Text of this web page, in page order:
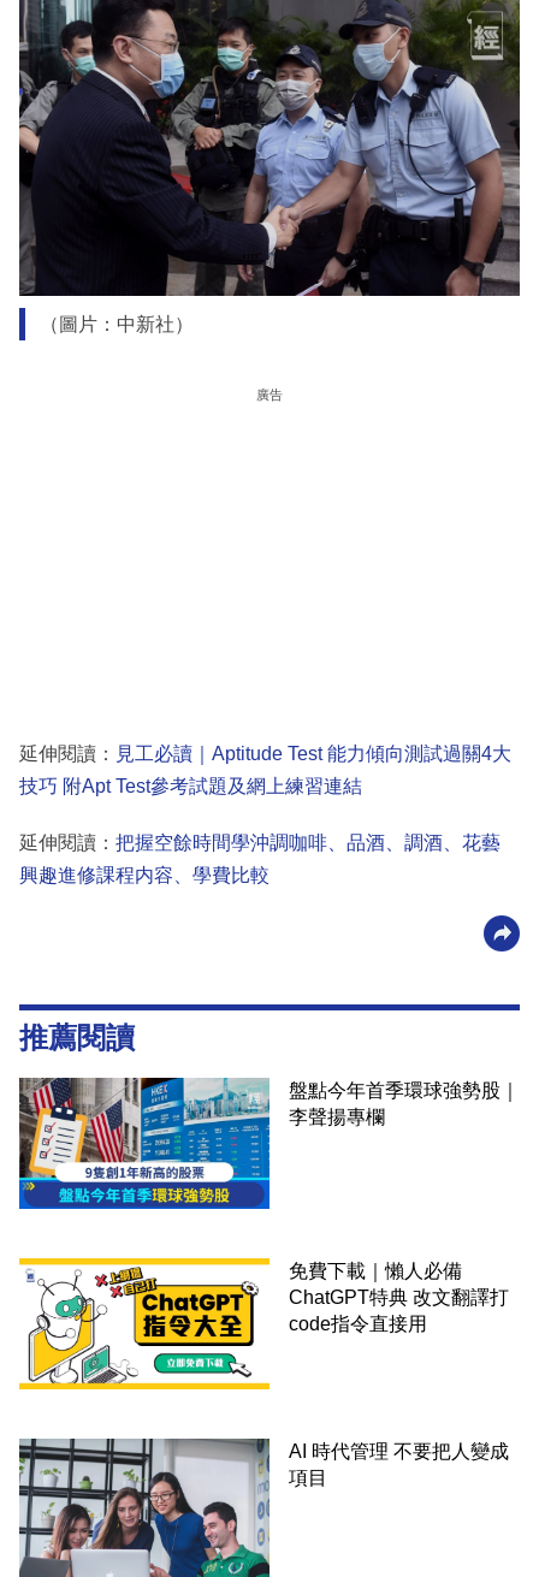
（圖片：中新社）
廣告
延伸閱讀： 見工必讀｜Aptitude Test 能力傾向測試過關4大
技巧 附Apt Test參考試題及網上練習連結
延伸閱讀： 把握空餘時間學沖調咖啡、品酒、調酒、花藝
興趣進修課程内容、學費比較
推薦閱讀
盤點今年首季環球強勢股｜
李聲揚專欄
免費下載｜懶人必備
ChatGPT特典 改文翻譯打
code指令直接用
AI 時代管理 不要把人變成
項目